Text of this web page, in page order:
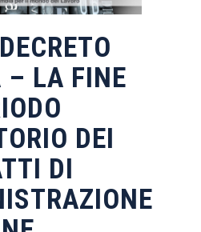
DECRETO
– LA FINE
DEI
DI